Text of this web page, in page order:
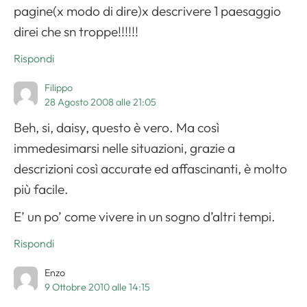
pagine(x modo di dire)x descrivere 1 paesaggio
direi che sn troppe!!!!!!
Rispondi
Filippo
28 Agosto 2008 alle 21:05
Beh, si, daisy, questo è vero. Ma così
immedesimarsi nelle situazioni, grazie a
descrizioni così accurate ed affascinanti, è molto
più facile.
E’ un po’ come vivere in un sogno d’altri tempi.
Rispondi
Enzo
9 Ottobre 2010 alle 14:15